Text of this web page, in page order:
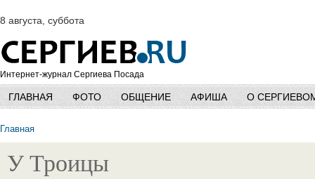
8 августа, суббота
Интернет-журнал Сергиева Посада
ГЛАВНАЯ ФОТО ОБЩЕНИЕ АФИША О
Главная
У Троицы